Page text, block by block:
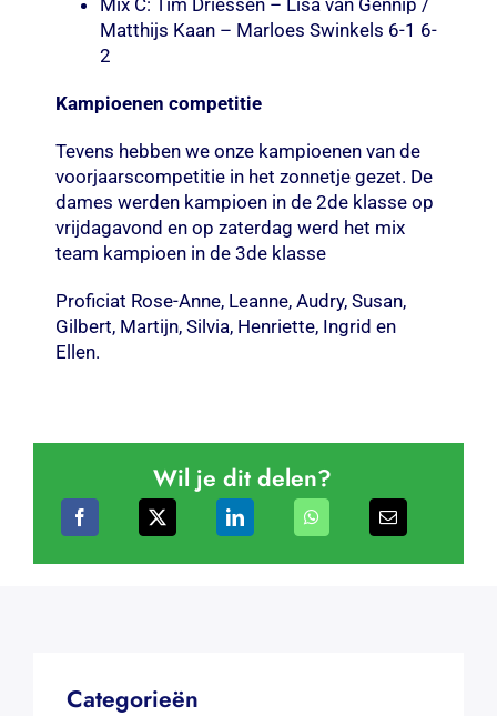
Matthijs Kaan – Marloes Swinkels 6-1 6-
2
Kampioenen competitie
Tevens hebben we onze kampioenen van de
voorjaarscompetitie in het zonnetje gezet. De
dames werden kampioen in de 2de klasse op
vrijdagavond en op zaterdag werd het mix
team kampioen in de 3de klasse
Proficiat Rose-Anne, Leanne, Audry, Susan,
Gilbert, Martijn, Silvia, Henriette, Ingrid en
Ellen.
Wil je dit delen?
Categorieën